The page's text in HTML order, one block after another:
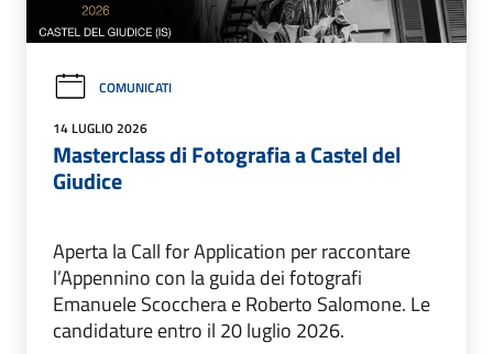
COMUNICATI
14 LUGLIO 2026
Masterclass di Fotografia a Castel del
Giudice
Aperta la Call for Application per raccontare
l’Appennino con la guida dei fotografi
Emanuele Scocchera e Roberto Salomone. Le
candidature entro il 20 luglio 2026.